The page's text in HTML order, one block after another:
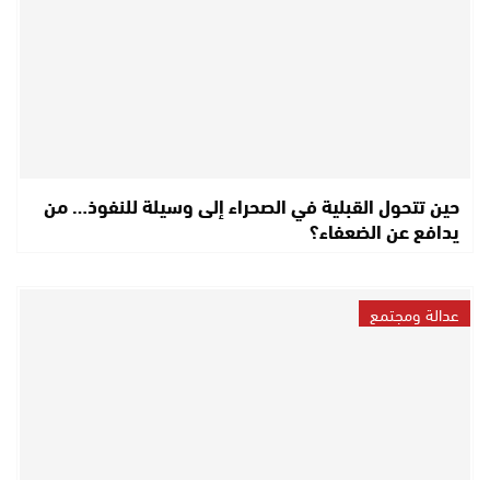
حين تتحول القبلية في الصحراء إلى وسيلة للنفوذ… من
يدافع عن الضعفاء؟
عدالة ومجتمع